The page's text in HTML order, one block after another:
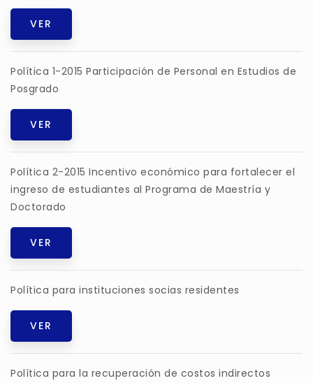
VER
Política 1-2015 Participación de Personal en Estudios de
Posgrado
VER
Política 2-2015 Incentivo económico para fortalecer el
ingreso de estudiantes al Programa de Maestría y
Doctorado
VER
Política para instituciones socias residentes
VER
Política para la recuperación de costos indirectos